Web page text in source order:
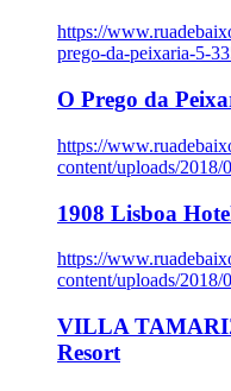
https://
prego-da-peixaria-5-
O Prego da
https://
content/uploads/
1908 Lisboa
https://
content/uploads/
VILLA
Resort